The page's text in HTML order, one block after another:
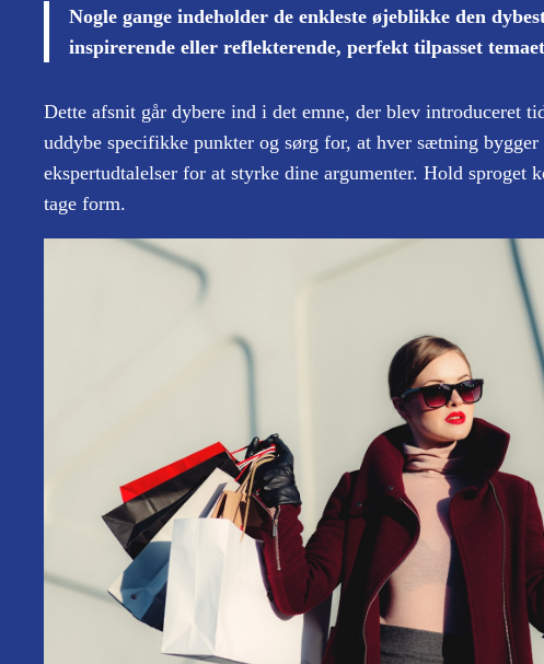
Nogle gange indeholder de enkleste øjeblikke den
inspirerende eller reflekterende, perfekt tilpasset
Dette afsnit går dybere ind i det emne, der blev introduceret
uddybe specifikke punkter og sørg for, at hver sætning
ekspertudtalelser for at styrke dine argumenter. Hold sproget
tage form.